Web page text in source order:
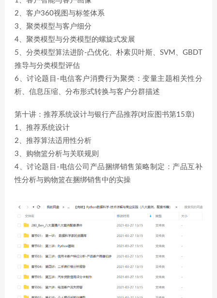
2、客户360视图与标签体系
3、聚类模型与客户细分
4、聚类模型与分类模型的螺旋式发展
5、分类模型算法进阶-凸优化、朴素贝叶斯、SVM、GBDT
推导与分类模型评估
6、讨论题目-电信客户消费行为聚类：变量主题相关性分
析、信息压缩、分布形式转换与客户分群描述
第十讲：推荐系统设计与银行产品推荐(对应图书第15章)
1、推荐系统设计
2、推荐算法适用性分析
3、购物篮分析与关联规则
4、讨论题目-电信公司产品捆绑销售策略制定：产品互补
性分析与购物篮在捆绑销售中的实操